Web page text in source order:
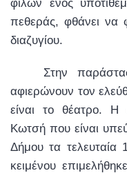
φίλων ενός
πεθεράς, φθάνει να
διαζυγίου.
Στην
αφιερώνουν τον
είναι το θέατρο. Η
Κωτσή που είναι
Δήμου τα τελευταία
κειμένου